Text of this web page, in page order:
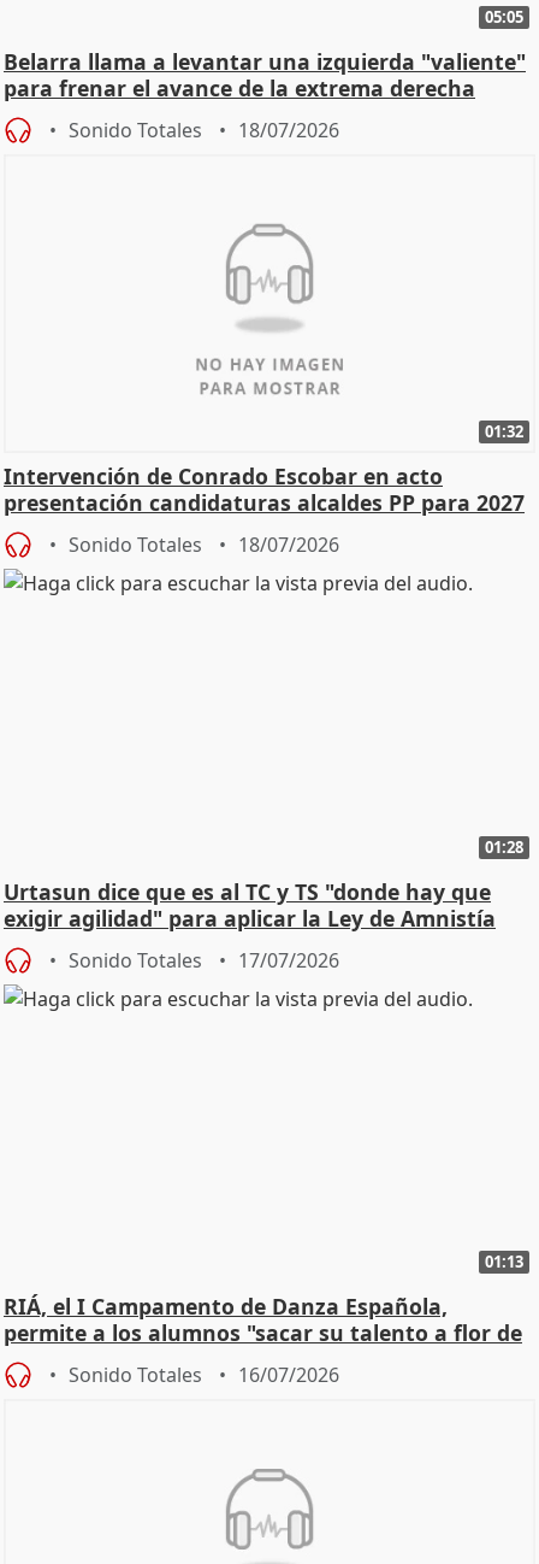
05:05
Belarra llama a levantar una izquierda "valiente"
para frenar el avance de la extrema derecha
Sonido Totales 18/07/2026
01:32
Intervención de Conrado Escobar en acto
presentación candidaturas alcaldes PP para 2027
Sonido Totales 18/07/2026
01:28
Urtasun dice que es al TC y TS "donde hay que
exigir agilidad" para aplicar la Ley de Amnistía
Sonido Totales 17/07/2026
01:13
RIÁ, el I Campamento de Danza Española,
permite a los alumnos "sacar su talento a flor de
piel"
Sonido Totales 16/07/2026